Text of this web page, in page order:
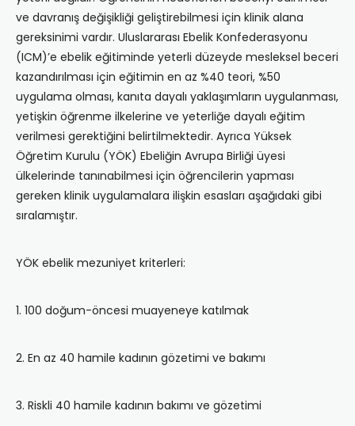
ve davranış değişikliği geliştirebilmesi için klinik alana
gereksinimi vardır. Uluslararası Ebelik Konfederasyonu
(ICM)’e ebelik eğitiminde yeterli düzeyde mesleksel beceri
kazandırılması için eğitimin en az %40 teori, %50
uygulama olması, kanıta dayalı yaklaşımların uygulanması,
yetişkin öğrenme ilkelerine ve yeterliğe dayalı eğitim
verilmesi gerektiğini belirtilmektedir. Ayrıca Yüksek
Öğretim Kurulu (YÖK) Ebeliğin Avrupa Birliği üyesi
ülkelerinde tanınabilmesi için öğrencilerin yapması
gereken klinik uygulamalara ilişkin esasları aşağıdaki gibi
sıralamıştır.
YÖK ebelik mezuniyet kriterleri:
1. 100 doğum-öncesi muayeneye katılmak
2. En az 40 hamile kadının gözetimi ve bakımı
3. Riskli 40 hamile kadının bakımı ve gözetimi